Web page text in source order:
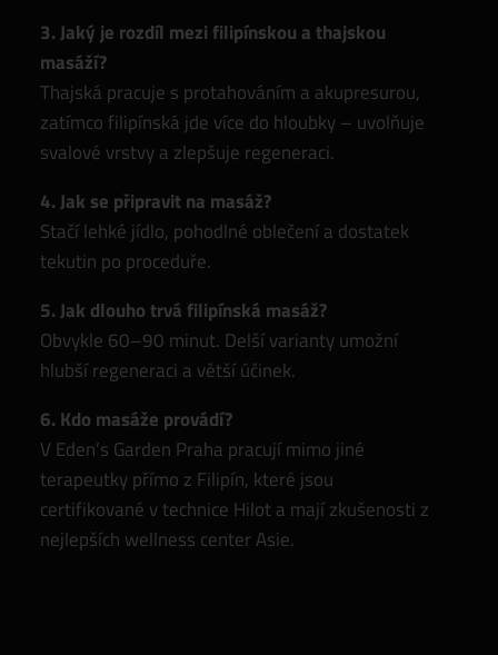
3. Jaký je rozdíl mezi filipínskou a thajskou
masáží?
Thajská pracuje s protahováním a akupresurou,
zatímco filipínská jde více do hloubky – uvolňuje
svalové vrstvy a zlepšuje regeneraci.
4. Jak se připravit na masáž?
Stačí lehké jídlo, pohodlné oblečení a dostatek
tekutin po proceduře.
5. Jak dlouho trvá filipínská masáž?
Obvykle 60–90 minut. Delší varianty umožní
hlubší regeneraci a větší účinek.
6. Kdo masáže provádí?
V Eden’s Garden Praha pracují mimo jiné
terapeutky přímo z Filipín, které jsou
certifikované v technice Hilot a mají zkušenosti z
nejlepších wellness center Asie.